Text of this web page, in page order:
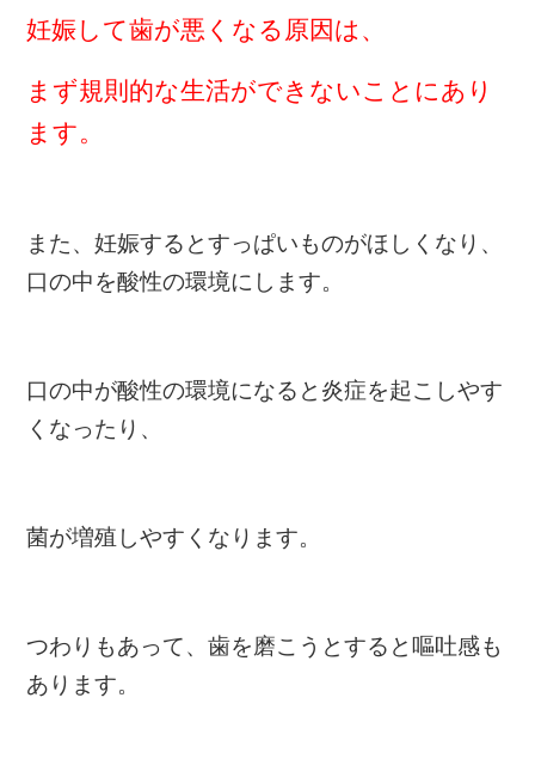
妊娠して歯が悪くなる原因は、
まず規則的な生活ができないことにあり
ます。
また、妊娠するとすっぱいものがほしくなり、
口の中を酸性の環境にします。
口の中が酸性の環境になると炎症を起こしやす
くなったり、
菌が増殖しやすくなります。
つわりもあって、歯を磨こうとすると嘔吐感も
あります。